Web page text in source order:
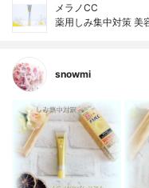
メラノCC
薬用しみ集中対策 美
snowmi